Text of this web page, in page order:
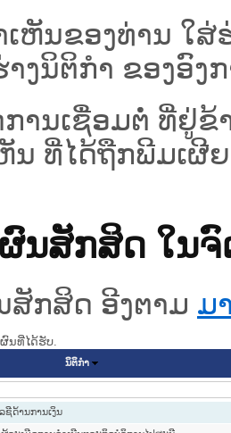
ຫັນຂອງທ່ານ ໃສ່
ງນິຕິກຳ ຂອງອົງ
ານເຊື່ອມຕໍ່ ທີ່ຢູ່ຂ້
ນ ທີ່ໄດ້ຖືກພີມເຜີ
ນສັກສິດ ໃນ
ສັກສິດ ອີງຕາມ ມ
ຜົນທີ່ໄດ້ຮັບ.
ນິຕິກໍາ
ຊີດ້ານການເງິນ